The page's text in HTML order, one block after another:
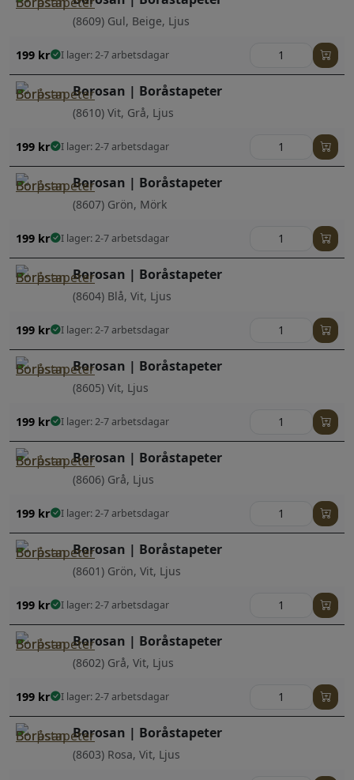
(8609) Gul, Beige, Ljus
199 kr I lager: 2-7 arbetsdagar
Borosan | Boråstapeter
(8610) Vit, Grå, Ljus
199 kr I lager: 2-7 arbetsdagar
Borosan | Boråstapeter
(8607) Grön, Mörk
199 kr I lager: 2-7 arbetsdagar
Borosan | Boråstapeter
(8604) Blå, Vit, Ljus
199 kr I lager: 2-7 arbetsdagar
Borosan | Boråstapeter
(8605) Vit, Ljus
199 kr I lager: 2-7 arbetsdagar
Borosan | Boråstapeter
(8606) Grå, Ljus
199 kr I lager: 2-7 arbetsdagar
Borosan | Boråstapeter
(8601) Grön, Vit, Ljus
199 kr I lager: 2-7 arbetsdagar
Borosan | Boråstapeter
(8602) Grå, Vit, Ljus
199 kr I lager: 2-7 arbetsdagar
Borosan | Boråstapeter
(8603) Rosa, Vit, Ljus